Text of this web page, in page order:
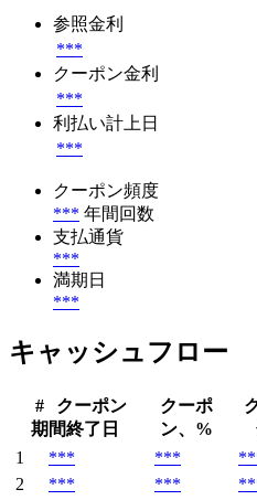
参照金利
***
クーポン金利
***
利払い計上日
***
クーポン頻度
*** 年間回数
支払通貨
***
満期日
***
キャッシュフロー
#
クーポン
期間終了日
クーポ
ン、%
1
*** ***
2
*** ***